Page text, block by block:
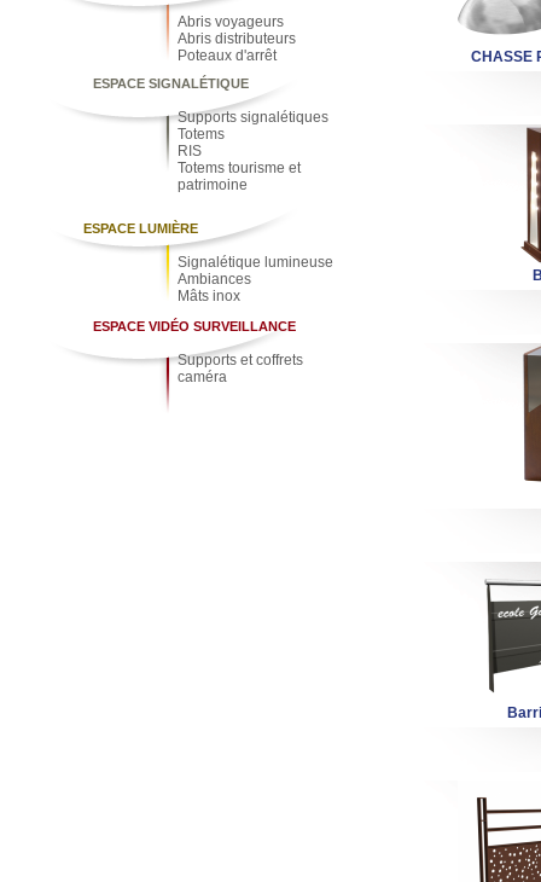
Abris voyageurs
Abris distributeurs
Poteaux d'arrêt
ESPACE SIGNALÉTIQUE
Supports signalétiques
Totems
RIS
Totems tourisme et
patrimoine
ESPACE LUMIÈRE
Signalétique lumineuse
Ambiances
Mâts inox
ESPACE VIDÉO SURVEILLANCE
Supports et coffrets
caméra
CHASSE